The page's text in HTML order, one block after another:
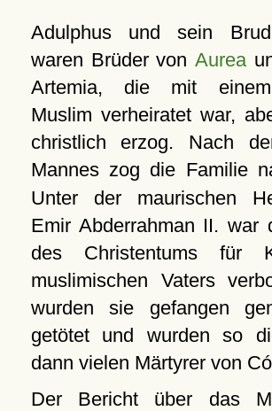
Adulphus und sein
waren Brüder von Aurea
Artemia, die mit einem
Muslim verheiratet war,
christlich erzog. Nach
Mannes zog die Familie
Unter der maurischen
Emir Abderrahman II. war
des Christentums für
muslimischen Vaters
wurden sie gefangen
getötet und wurden so
dann vielen Märtyrer von
Der Bericht über das